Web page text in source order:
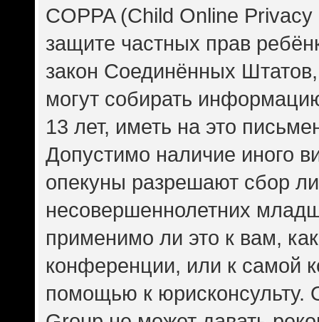
COPPA (Child Online
защите частных прав
закон Соединённых
могут собирать
13 лет, иметь на это
Допустимо наличие иного
опекуны разрешают сбор
несовершеннолетних
применимо ли это к вам,
конференции, или к самой
помощью к юрисконсульту.